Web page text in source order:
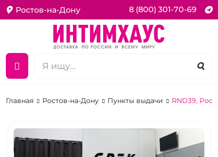
Ростов-на-Дону 8 (800) 301-70-69
Главная Ростов-на-Дону Пункты выдачи RND39,